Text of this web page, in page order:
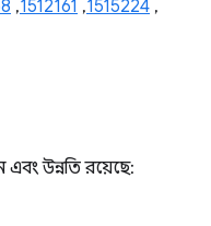
,1512161 ,1515224
উন্নতি রয়েছে: